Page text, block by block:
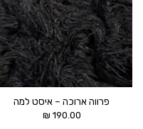
פרווה ארוכה – איסט למה
190.00
₪